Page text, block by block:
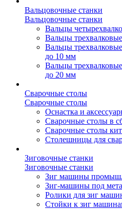
Вальцовочные станки
Вальцовочные станки
Вальцы
Вальцы
Вальцы
до 10 мм
Вальцы
до 20 мм
Сварочные столы
Сварочные столы
Оснастка и
Сварочные столы в
Сварочные столы
Столешницы для
Зиговочные станки
Зиговочные станки
Зиг машины
Зиг-машины под
Ролики для зиг
Стойки к зиг